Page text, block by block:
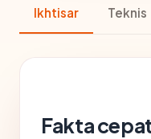
Ikhtisar Teknis
Fakta